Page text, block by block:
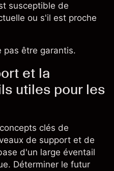
susceptible de
ou s'il est proche
pas être garantis.
et la
utiles pour les
clés de
de support et de
d'un large éventail
Déterminer le futur